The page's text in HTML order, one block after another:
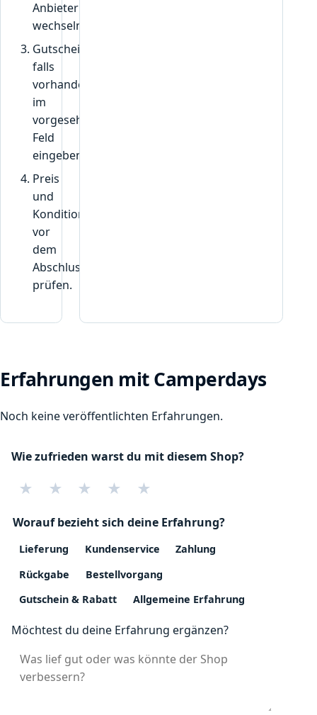
Anbieter
wechseln.
Gutscheincode,
falls
vorhanden,
im
vorgesehenen
Feld
eingeben.
Preis
und
Konditionen
vor
dem
Abschluss
prüfen.
Erfahrungen mit Camperdays
Noch keine veröffentlichten Erfahrungen.
Wie zufrieden warst du mit diesem Shop?
★ ★ ★ ★ ★
Worauf bezieht sich deine Erfahrung?
Lieferung Kundenservice
Zahlung
Rückgabe
Bestellvorgang
Gutschein & Rabatt
Allgemeine Erfahrung
Möchtest du deine Erfahrung ergänzen?